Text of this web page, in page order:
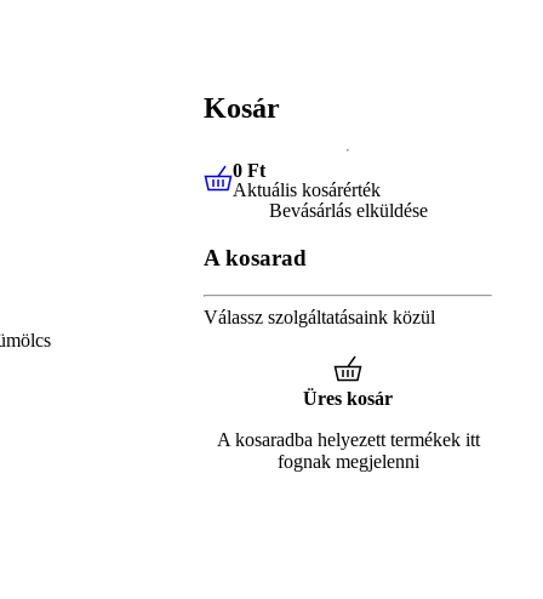
Kosár
0 FtAktuális kosárérték
0 Ft
Aktuális kosárérték
Bevásárlás elküldése
A kosarad
Válassz szolgáltatásaink közül
Üres kosár
A kosaradba helyezett termékek itt
fognak megjelenni